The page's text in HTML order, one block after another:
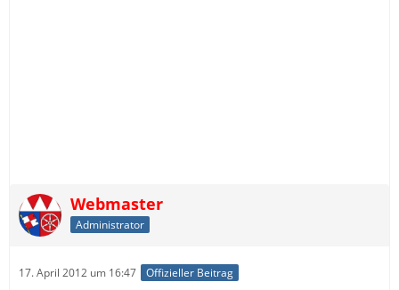
Webmaster
Administrator
17. April 2012 um 16:47 Offizieller Beitrag